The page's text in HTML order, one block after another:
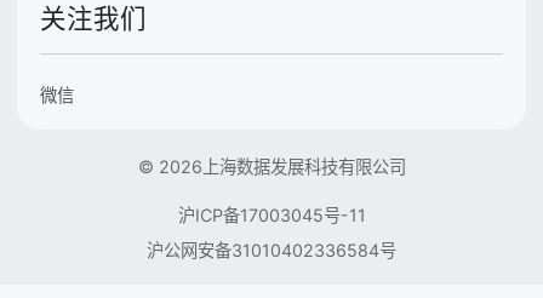
关注我们
微信
© 2026上海数据发展科技有限公司
沪ICP备17003045号-11
沪公网安备31010402336584号